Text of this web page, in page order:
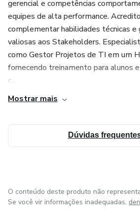
- Adicione uma qualificação valiosa
destaque-se em entrevistas.
Networking Estratégico:
também estão migrando.
- Participe de sessões de networking
oportunidades no setor de testes de
- Continue a acessar recursos e
a conclusão do curso.
gerencial e competências
equipes de alta performance.
complementar habilidades técnicas e
valiosas aos Stakeholders.
como Gestor Projetos de TI em um
fornecendo treinamento para alunos
c...
Mostrar mais
Dúvidas
O conteúdo deste produto não
Se você vir informações inadequadas,